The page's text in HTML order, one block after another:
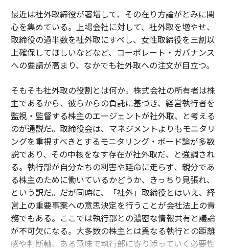
最近は社外取締役が著増して、その在り方論がとみに関
心を集めている。上場会社に対して、社外取を増やせ、
取締役の過半数を社外取にすべし、女性取締役を三割以
上確保してほしいなどなど、コーポレート・ガバナンス
への要請が高まり、なかでも社外取への注文が目立つ。
そもそも社外取の役割とは何か。株式会社の所有者は株
主であるから、彼らからの負託に基づき、経営執行者を
監視・監督する株主のエージェントが社外取、と考える
のが通説だ。取締役会は、マネジメントよりもモニタリ
ングを重視すべきとするモニタリング・ボード論が多数
説であり、その中核をなす存在が社外取だ、と強調され
る。執行部が自分たちの利害や延命に走らず、親分であ
る株主のために働いているかどうか、きっちり見張れ、
という訳だ。だが同時に、「社外」取締役とはいえ、経
営上の重要事案への意思決定を行うことが会社法上の責
務でもある。ここでは執行部との濃密な情報共有と議論
が不可欠になる。大多数の株主とは異なる執行との距離
感や判断軸、ある意味で執行部に寄り添っていく必要性